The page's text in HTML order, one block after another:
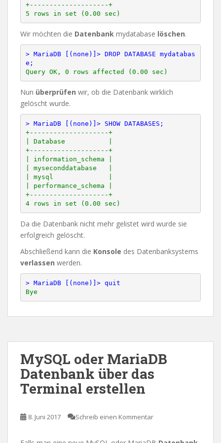
+--------------------+
Wir möchten die Datenbank mydatabase löschen.
> MariaDB [(none)]> DROP DATABASE mydatabas
e;
Nun überprüfen wir, ob die Datenbank wirklich
gelöscht wurde.
> MariaDB [(none)]> SHOW DATABASES;
+--------------------+
| Database           |
+--------------------+
| information_schema |
| myseconddatabase   |
| mysql              |
| performance_schema |
+--------------------+
Da die Datenbank nicht mehr gelistet wird wurde sie
erfolgreich gelöscht.
Abschließend kann die Konsole des Datenbanksystems
verlassen werden.
> MariaDB [(none)]> quit
MySQL oder MariaDB
Datenbank über das
Terminal erstellen
8. Juni 2017 Schreib einen Kommentar